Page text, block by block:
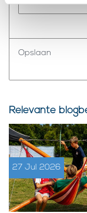
Opslaan
Relevante
27 Jul 2026